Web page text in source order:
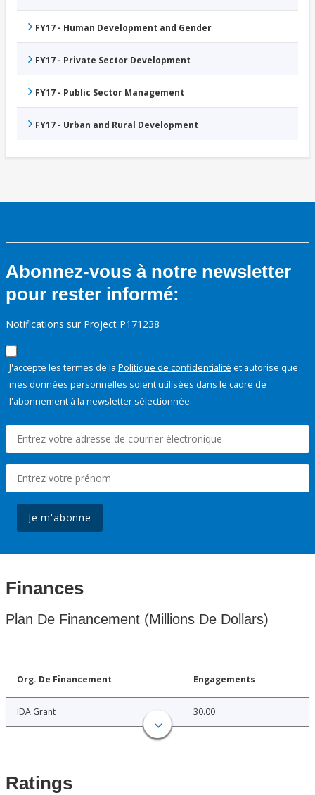
FY17 - Human Development and Gender
FY17 - Private Sector Development
FY17 - Public Sector Management
FY17 - Urban and Rural Development
Abonnez-vous à notre newsletter
pour rester informé:
Notifications sur Project P171238
J'accepte les termes de la Politique de confidentialité et autorise que
mes données personnelles soient utilisées dans le cadre de
l'abonnement à la newsletter sélectionnée.
Je m'abonne
Finances
Plan De Financement (Millions De Dollars)
Org. De Financement Engagements
IDA Grant 30.00
Ratings